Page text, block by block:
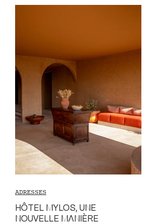
HÔTEL MYLOS, UNE
NOUVELLE MANIÈRE
ADRESSES